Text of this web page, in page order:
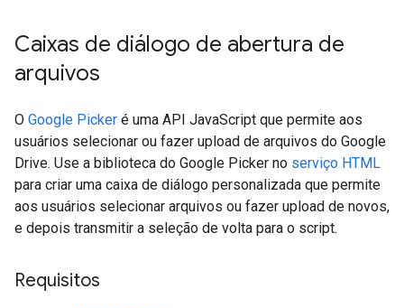
Caixas de diálogo de abertura de
arquivos
O Google Picker é uma API JavaScript que permite aos
usuários selecionar ou fazer upload de arquivos do Google
Drive. Use a biblioteca do Google Picker no serviço HTML
para criar uma caixa de diálogo personalizada que permite
aos usuários selecionar arquivos ou fazer upload de novos,
e depois transmitir a seleção de volta para o script.
Requisitos